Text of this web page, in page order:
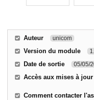
Auteur unicom
Version du module
Date de sortie 05/05/
Accès aux mises à
Comment contacter